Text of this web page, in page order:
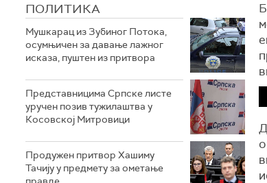
ПОЛИТИКА
Мушкарац из Зубиног Потока,
осумњичен за давање лажног
исказа, пуштен из притвора
Представницима Српске листе
уручен позив тужилаштва у
Косовској Митровици
Продужен притвор Хашиму
Тачију у предмету за ометање